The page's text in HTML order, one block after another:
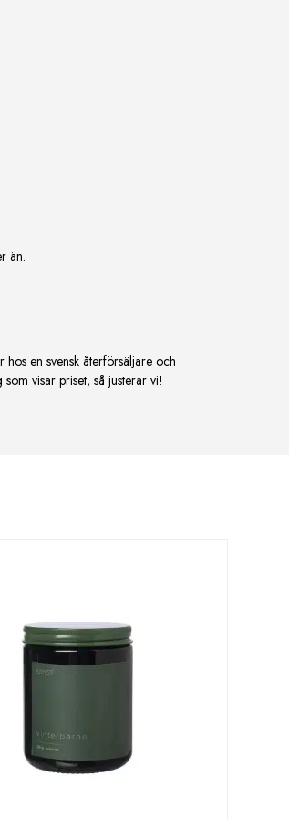
än.
en svensk återförsäljare och
visar priset, så justerar vi!